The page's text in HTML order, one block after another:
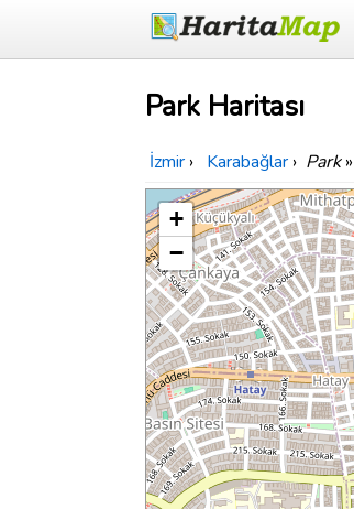
Park Haritası
İzmir › Karabağlar › Park»
+
−